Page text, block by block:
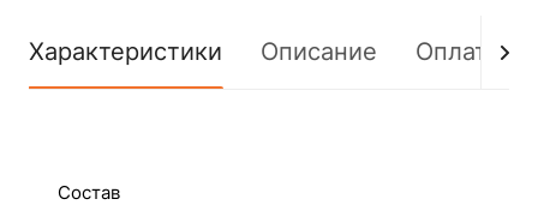
Характеристики Описание Оплата
Состав